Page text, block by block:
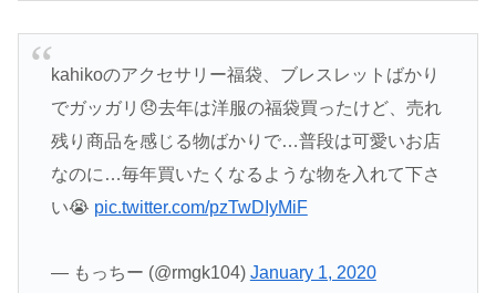
kahikoのアクセサリー福袋、ブレスレットばかり
でガッガリ😞去年は洋服の福袋買ったけど、売れ
残り商品を感じる物ばかりで…普段は可愛いお店
なのに…毎年買いたくなるような物を入れて下さ
い😭 pic.twitter.com/pzTwDIyMiF
— もっちー (@rmgk104) January 1, 2020